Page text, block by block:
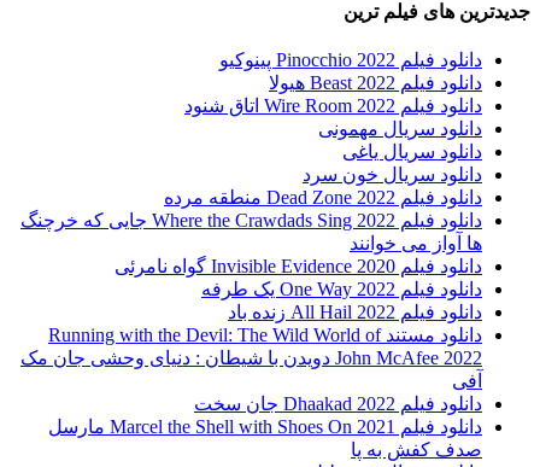
جدیدترین های فیلم ترین
دانلود فیلم Pinocchio 2022 پینوکیو
دانلود فیلم Beast 2022 هیولا
دانلود فیلم Wire Room 2022 اتاق شنود
دانلود سریال مهمونی
دانلود سریال یاغی
دانلود سریال خون سرد
دانلود فیلم 2022 Dead Zone منطقه مرده
دانلود فیلم Where the Crawdads Sing 2022 جایی که خرچنگ
ها آواز می خوانند
دانلود فیلم 2020 Invisible Evidence گواه نامرئی
دانلود فیلم One Way 2022 یک طرفه
دانلود فیلم All Hail 2022 زنده باد
دانلود مستند Running with the Devil: The Wild World of
John McAfee 2022 دویدن با شیطان : دنیای وحشی جان مک
آفی
دانلود فیلم Dhaakad 2022 جان سخت
دانلود فیلم Marcel the Shell with Shoes On 2021 مارسل
صدف کفش به پا